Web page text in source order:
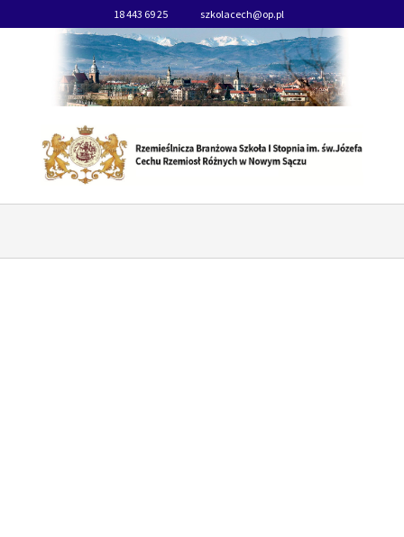
18 443 69 25 szkolacech@op.pl